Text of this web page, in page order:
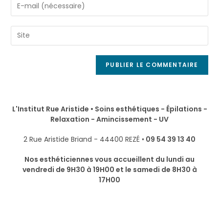
L'Institut Rue Aristide • Soins esthétiques - Épilations -
Relaxation - Amincissement - UV
2 Rue Aristide Briand - 44400 REZÉ • 09 54 39 13 40
Nos esthéticiennes vous accueillent du lundi au
vendredi de 9H30 à 19H00 et le samedi de 8H30 à
17H00